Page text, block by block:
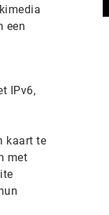
een
IPv6,
kaart te
met